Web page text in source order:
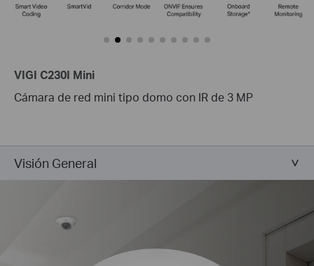
VIGI C230I Mini
Cámara de red mini tipo domo con IR de 3 MP
Visión General